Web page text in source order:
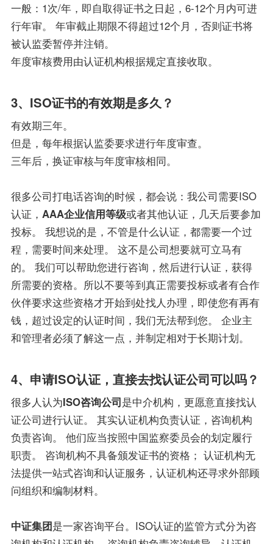
一般：1次/年，即自取得证书之日起，6-12个月内可进
行年审。 年审截止期限不得超过12个月，否则证书将
被认监委暂停并注销。
年度审核费用由认证机构根据规定直接收取。
3、ISO证书的有效期是多久？
有效期三年。
但是，每年根据认监委要求进行年度审查。
三年后，换证审核与年度审核相同。
很多公司打电话咨询的时候，都会说：我公司需要ISO
认证， AAA企业信用等级或者其他认证，几天后要参加
投标。 我想说的是，不管是什么认证，都需要一个过
程，需要时间来处理。 这不是公司想要就可立马有
的。 我们可以帮助您进行咨询，然后进行认证，获得
所需要的资格。所以不要等到真正需要投标或者有合作
伙伴要求这些资格才开始到处找人办理，即使您有再有
钱，超过设定的认证时间，我们无法帮到您。 企业主
和管理者必须了解这一点，并制定相对于长期计划。
4、申请ISO认证，直接去找认证公司可以吗？
很多人认为ISO咨询公司是中介机构，更愿意直接找认
证公司进行认证。 其实认证机构负责认证，咨询机构
负责咨询。 他们应当按照中国监察委员会的划定履行
职责。 咨询机构不具备颁发证书的资格； 认证机构无
法提供一站式咨询和认证服务，认证机构还寻求外部顾
问组织和编制材料。
中证集团是一家咨询平台。ISO认证的监管方式分为咨